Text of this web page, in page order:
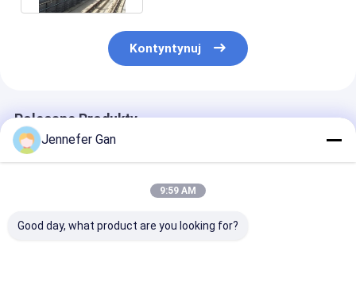
Kontyntynuj
Polecane Produkty
Jennefer Gan
9:59 AM
Good day, what product are you looking for?